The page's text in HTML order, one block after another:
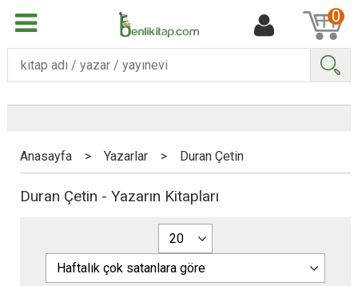
0
Anasayfa > Yazarlar > Duran Çetin
Duran Çetin - Yazarın Kitapları